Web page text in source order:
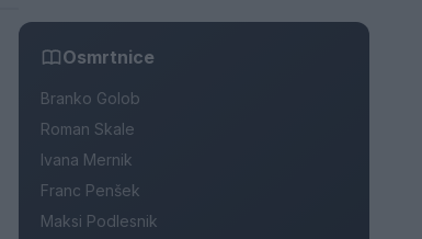
Osmrtnice
Branko Golob
Roman Skale
Ivana Mernik
Franc Penšek
Maksi Podlesnik